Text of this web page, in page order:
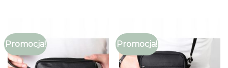
Promocja! Promocja!